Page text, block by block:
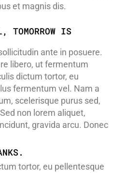
et magnis dis.
IS
ante in posuere.
libero, ut fermentum
dictum tortor, eu
fermentum vel. Nam a
scelerisque purus sed,
non lorem aliquet,
gravida arcu. Donec
tortor, eu pellentesque